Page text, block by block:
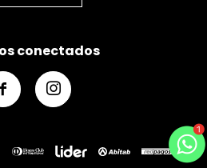
conectados
 